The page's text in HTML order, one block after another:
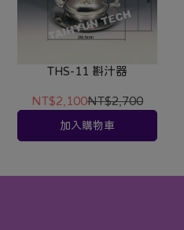
THS-11 斟汁器
NT$2,100NT$2,700
加入購物車